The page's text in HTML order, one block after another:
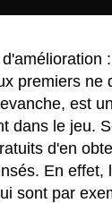
premiers ne
est
dans le jeu.
d'en
En effet,
sont par